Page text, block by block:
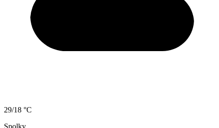
29/18 °C